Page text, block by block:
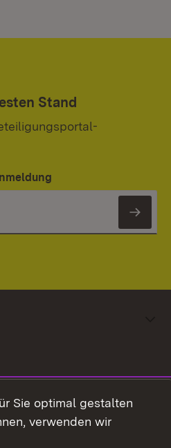
Stand
Sie optimal gestalten
verwenden wir